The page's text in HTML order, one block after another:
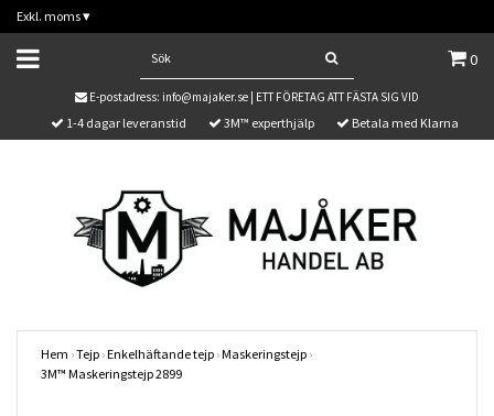
Exkl. moms▾
0
E-postadress: info@majaker.se | ETT FÖRETAG ATT FÄSTA SIG VID
1-4 dagar leveranstid 3M™ experthjälp Betala med Klarna
Hem ›Tejp ›Enkelhäftande tejp ›Maskeringstejp ›
3M™ Maskeringstejp 2899